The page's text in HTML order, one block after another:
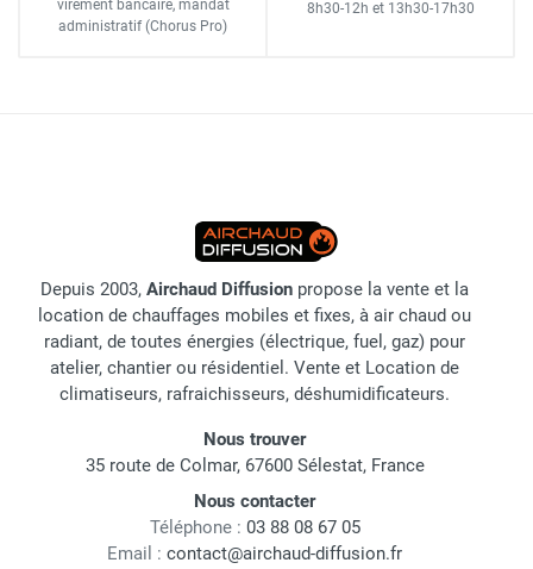
virement bancaire, mandat
administratif (Chorus Pro)
8h30-12h et 13h30-17h30
Depuis 2003, Airchaud Diffusion propose la vente et la
location de chauffages mobiles et fixes, à air chaud ou
radiant, de toutes énergies (électrique, fuel, gaz) pour
atelier, chantier ou résidentiel. Vente et Location de
climatiseurs, rafraichisseurs, déshumidificateurs.
Nous trouver
35 route de Colmar, 67600 Sélestat, France
Nous contacter
Téléphone : 03 88 08 67 05
Email : contact@airchaud-diffusion.fr